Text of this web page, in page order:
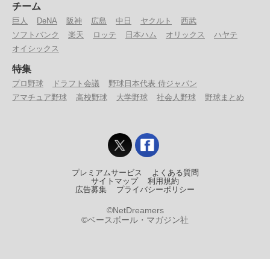
チーム
巨人 DeNA 阪神 広島 中日 ヤクルト
西武
ソフトバンク
楽天 ロッテ 日本ハム オリックス
ハヤテ
オイシックス
特集
プロ野球 ドラフト会議
野球日本代表 侍ジャパン
アマチュア野球
高校野球 大学野球 社会人野球 野球まとめ
プレミアムサービス
よくある質問
サイトマップ
利用規約
広告募集
プライバシーポリシー
©NetDreamers
©ベースボール・マガジン社